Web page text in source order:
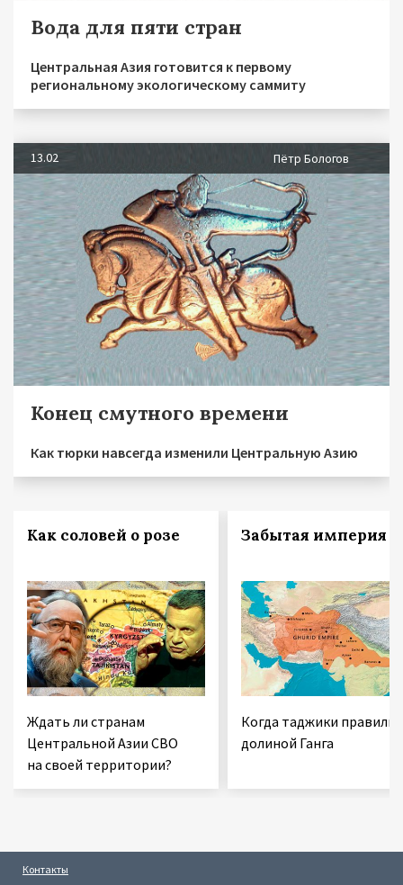
Вода для пяти стран
Центральная Азия готовится к первому
региональному экологическому саммиту
13.02 Пётр Бологов
Конец смутного времени
Как тюрки навсегда изменили Центральную Азию
Как соловей о розе
Ждать ли странам
Центральной Азии СВО
на своей территории?
Забытая империя
Когда таджики правили
долиной Ганга
Контакты